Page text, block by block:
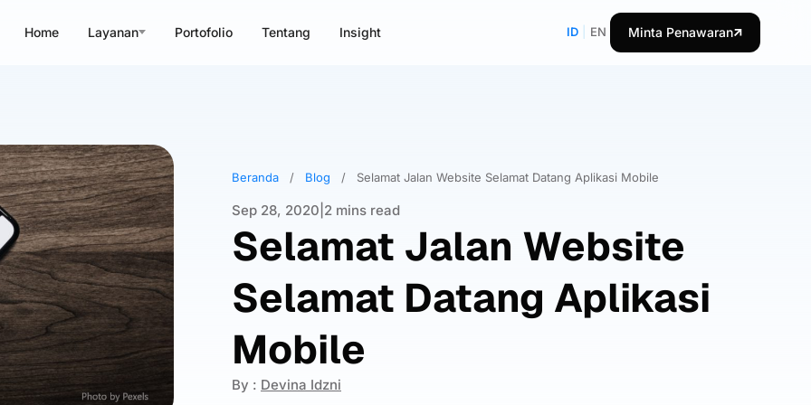
Home Layanan Portofolio Tentang Insight ID EN Minta Penawaran
Beranda / Blog / Selamat Jalan Website Selamat Datang Aplikasi Mobile
Sep 28, 2020 2 mins read
Selamat Jalan Website
Selamat Datang Aplikasi
Mobile
By : Devina Idzni